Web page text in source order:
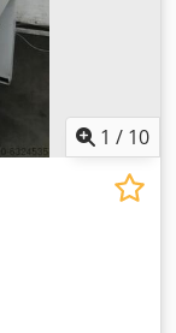
1 / 10